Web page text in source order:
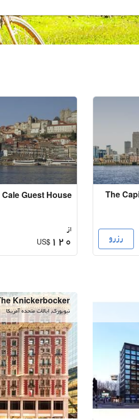
The
رزرو
Cale Guest House
از
US$ 120
Knickerbocker
نیویورک, ایالات متحده آمریکا